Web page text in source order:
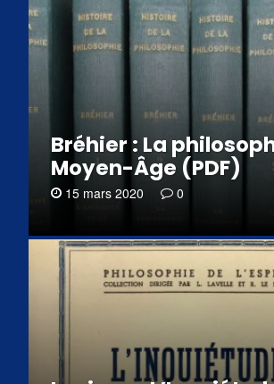
Bréhier : La
Moyen-Âge (PDF)
15 mars 2020 0